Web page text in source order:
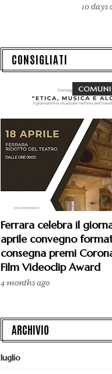
10 days
CONSIGLIATI
Ferrara celebra il
aprile convegno
consegna premi
Film Videoclip Award
4 months ago
ARCHIVIO
luglio